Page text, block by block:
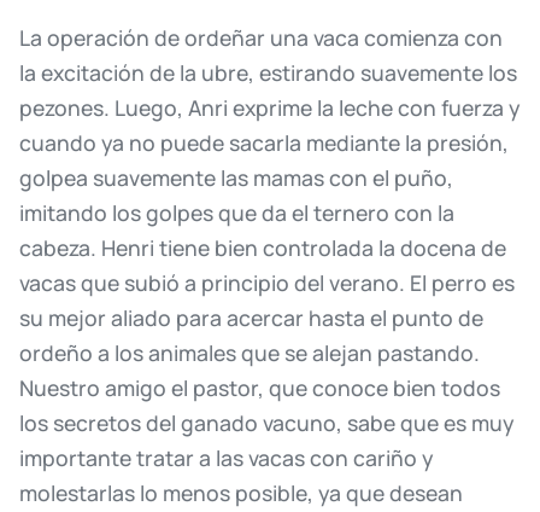
La operación deordeñar una vaca comienza con
la excitación de la ubre, estirando suavemente los
pezones. Luego, Anri exprime la lechecon fuerza y
cuando ya no puede sacarla mediante la presión,
golpea suavemente las mamascon el puño,
imitando losgolpesqueda el ternero con la
cabeza. Henri tiene bien controlada la docena de
vacasque subió a principio del verano. El perro es
su mejor aliado para acercar hasta el punto de
ordeño a losanimalesque sealejan pastando.
Nuestro amigo el pastor, queconoce bien todos
los secretosdel ganado vacuno, sabequees muy
importantetratar a lasvacascon cariño y
molestarlas lo menos posible, ya quedesean